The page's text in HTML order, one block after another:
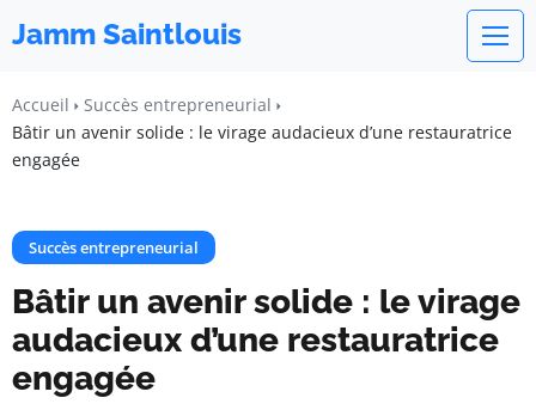
Jamm Saintlouis
Accueil
Succès entrepreneurial
Bâtir un avenir solide : le virage audacieux d’une restauratrice
engagée
Succès entrepreneurial
Bâtir un avenir solide : le virage
audacieux d’une restauratrice
engagée